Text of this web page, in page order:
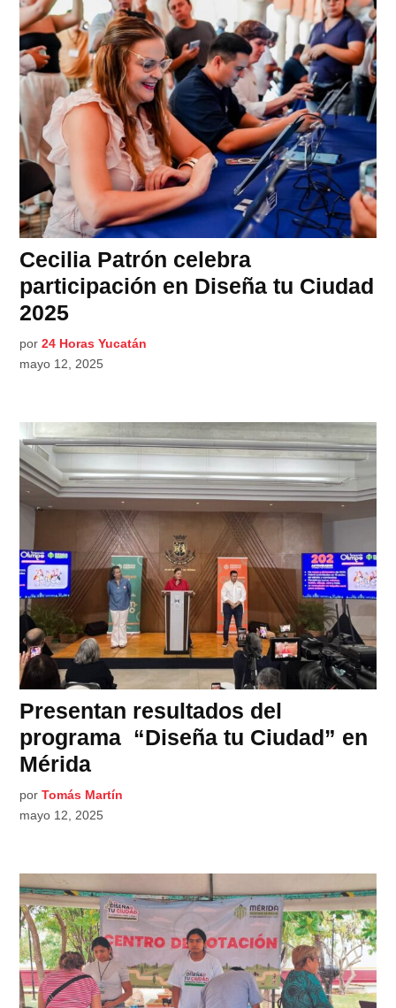
Cecilia Patrón celebra
participación en Diseña tu Ciudad
2025
por 24 Horas Yucatán
mayo 12, 2025
Presentan resultados del
programa “Diseña tu Ciudad” en
Mérida
por Tomás Martín
mayo 12, 2025